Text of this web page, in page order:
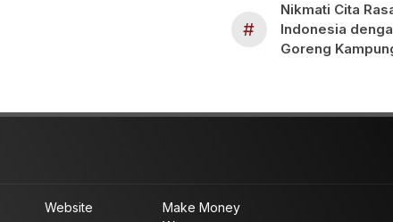
#
Nikmati Cita
Indonesia
Goreng
Website
Make Money